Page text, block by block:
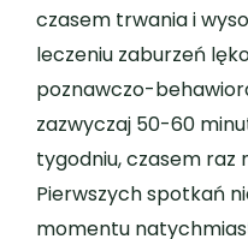
czasem trwania i
leczeniu zaburzeń
poznawczo-
zazwyczaj 50-60
tygodniu, czasem raz
Pierwszych spotkań
momentu